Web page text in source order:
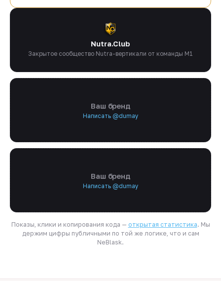
Nutra.Club
Закрытое сообщество Nutra-вертикали от команды M1
Ваш бренд
Написать @dumay
Ваш бренд
Написать @dumay
Показы, клики и копирования кода — открытая статистика. Мы
держим цифры публичными по той же логике, что и сам
NeBlask.